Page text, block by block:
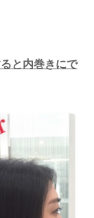
と内巻きにで